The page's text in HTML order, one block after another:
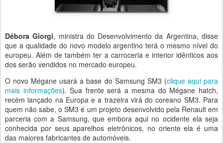
Débora Giorgi, ministra do Desenvolvimento da Argentina, disse
que a qualidade do novo modelo argentino terá o mesmo nível do
europeu. Além de também ter a carroceria e interior idênticos aos
dos serão vendidos no mercado europeu.
O novo Mégane usará a base do Samsung SM3 (clique aqui para
mais informações). Sua frente será a mesma do Mégane hatch,
recém lançado na Europa e a trazeira virá do coreano SM3. Para
quem não sabe, o SM3 é um projeto desenvolvido pela Renault em
parceria com a Samsung, que embora aqui no ocidente ela seja
conhecida por seus aparelhos eletrônicos, no oriente ela é uma
das maiores fabricantes de automóveis.